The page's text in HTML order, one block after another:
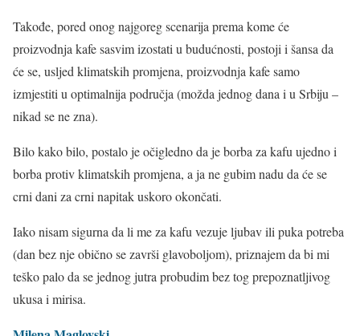
Takođe, pored onog najgoreg scenarija prema kome će
proizvodnja kafe sasvim izostati u budućnosti, postoji i šansa da
će se, usljed klimatskih promjena, proizvodnja kafe samo
izmjestiti u optimalnija područja (možda jednog dana i u Srbiju –
nikad se ne zna).
Bilo kako bilo, postalo je očigledno da je borba za kafu ujedno i
borba protiv klimatskih promjena, a ja ne gubim nadu da će se
crni dani za crni napitak uskoro okončati.
Iako nisam sigurna da li me za kafu vezuje ljubav ili puka potreba
(dan bez nje obično se završi glavoboljom), priznajem da bi mi
teško palo da se jednog jutra probudim bez tog prepoznatljivog
ukusa i mirisa.